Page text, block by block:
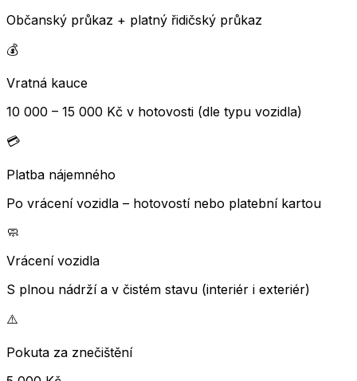
Občanský průkaz + platný řidičský průkaz
💰
Vratná kauce
10 000 – 15 000 Kč v hotovosti (dle typu vozidla)
💳
Platba nájemného
Po vrácení vozidla – hotovostí nebo platební kartou
🧼
Vrácení vozidla
S plnou nádrží a v čistém stavu (interiér i exteriér)
⚠️
Pokuta za znečištění